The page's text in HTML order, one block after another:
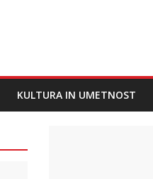
KULTURA IN UMETNOST